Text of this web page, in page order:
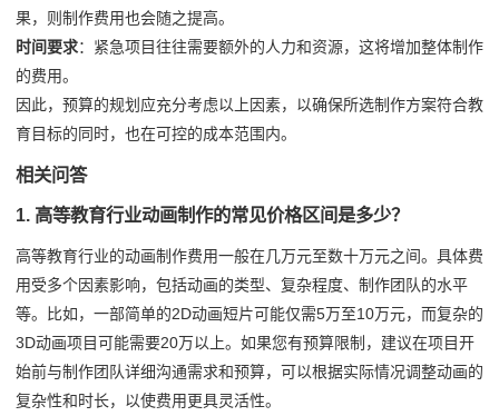
果，则制作费用也会随之提高。
时间要求：紧急项目往往需要额外的人力和资源，这将增加整体制作
的费用。
因此，预算的规划应充分考虑以上因素，以确保所选制作方案符合教
育目标的同时，也在可控的成本范围内。
相关问答
1. 高等教育行业动画制作的常见价格区间是多少？
高等教育行业的动画制作费用一般在几万元至数十万元之间。具体费
用受多个因素影响，包括动画的类型、复杂程度、制作团队的水平
等。比如，一部简单的2D动画短片可能仅需5万至10万元，而复杂的
3D动画项目可能需要20万以上。如果您有预算限制，建议在项目开
始前与制作团队详细沟通需求和预算，可以根据实际情况调整动画的
复杂性和时长，以使费用更具灵活性。